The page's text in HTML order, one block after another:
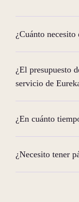
¿Cuánto necesito
¿El presupuesto
servicio de
¿En cuánto
¿Necesito tener